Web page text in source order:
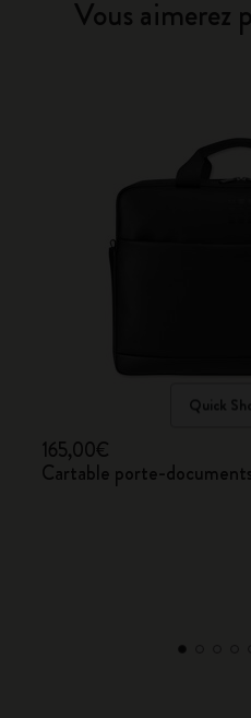
Vous aimerez
Quick
165,00€
Cartable porte-documents